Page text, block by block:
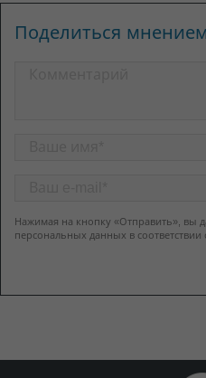
Поделиться мнением
Нажимая на кнопку «Отправить», вы
персональных данных в соответствии